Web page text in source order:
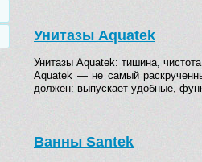
Унитазы Aquatek
Унитазы Aquatek: тишина,
Aquatek — не самый
должен: выпускает удобные,
Ванны Santek